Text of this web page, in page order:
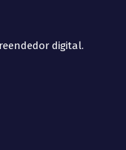
digital.